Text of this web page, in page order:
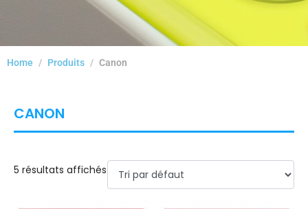
Home Produits Canon
CANON
5 résultats affichés